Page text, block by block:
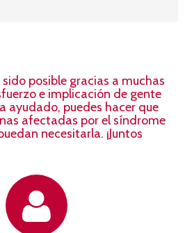
posible gracias a muchas
e implicación de gente
ayudado, puedes hacer que
afectadas por el síndrome
necesitarla. ¡Juntos